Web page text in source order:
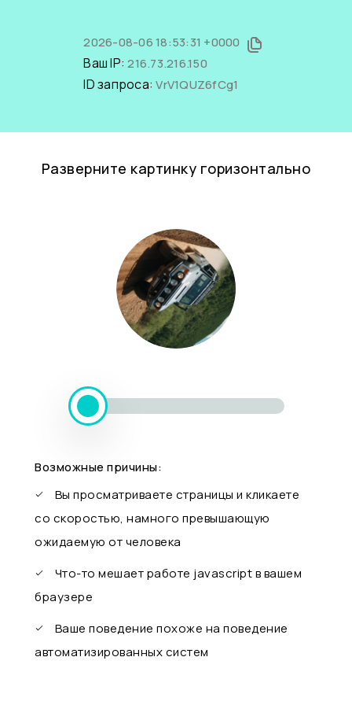
2026-08-06 18:53:31 +0000
Ваш IP:216.73.216.150
ID запроса:VrV1QUZ6fCg1
Разверните картинку горизонтально
Возможные причины:
Вы просматриваете страницы и кликаете
со скоростью, намного превышающую
ожидаемую от человека
Что-то мешает работе javascript в вашем
браузере
Ваше поведение похоже на поведение
автоматизированных систем